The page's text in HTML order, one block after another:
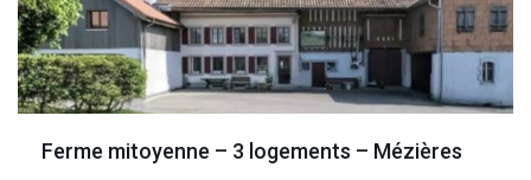
Ferme mitoyenne – 3 logements – Mézières